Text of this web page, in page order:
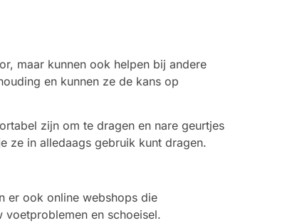
maar kunnen ook helpen bij andere
en kunnen ze de kans op
zijn om te dragen en nare geurtjes
ze in alledaags gebruik kunt dragen.
er ook online webshops die
en schoeisel.